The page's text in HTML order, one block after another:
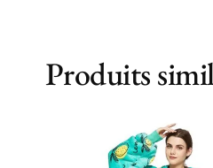
Produits